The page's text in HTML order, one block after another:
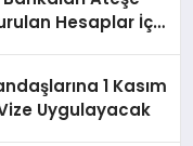
Hesaplar İçin
1 Kasım
Uygulayacak